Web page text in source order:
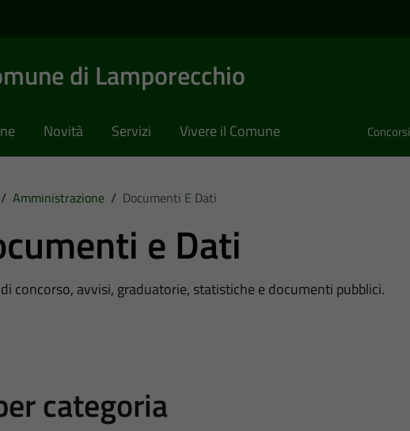
di Lamporecchio
Novità Servizi Vivere il Comune Concorsi
/ Amministrazione / Documenti E Dati
e Dati
concorso, avvisi, graduatorie, statistiche e documenti pubblici.
categoria